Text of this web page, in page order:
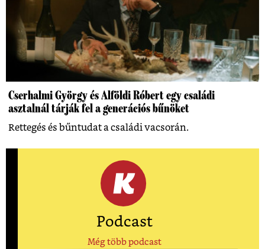
Cserhalmi György és Alföldi Róbert egy családi
asztalnál tárják fel a generációs bűnöket
Rettegés és bűntudat a családi vacsorán.
Podcast
Még több podcast